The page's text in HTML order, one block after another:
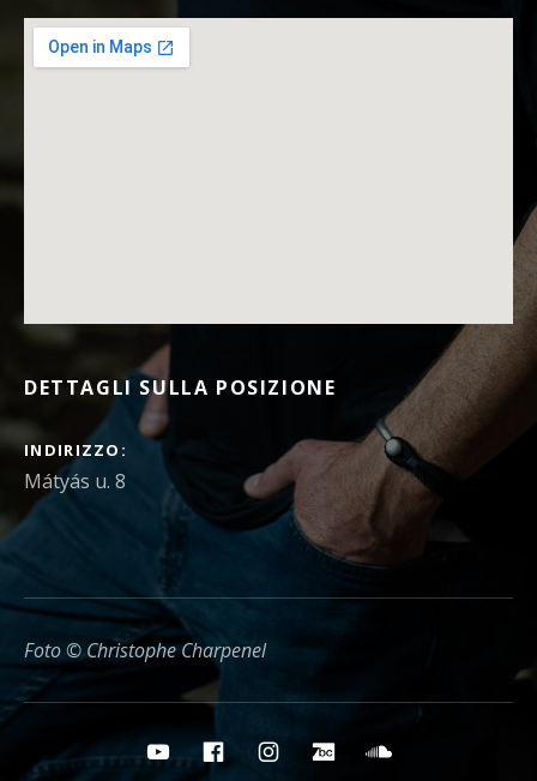
DETTAGLI SULLA POSIZIONE
INDIRIZZO
Foto © Christophe Charpenel
Pulsanti per i social media
YouTubeFacebookInstagramBandcamp
Soundcloud